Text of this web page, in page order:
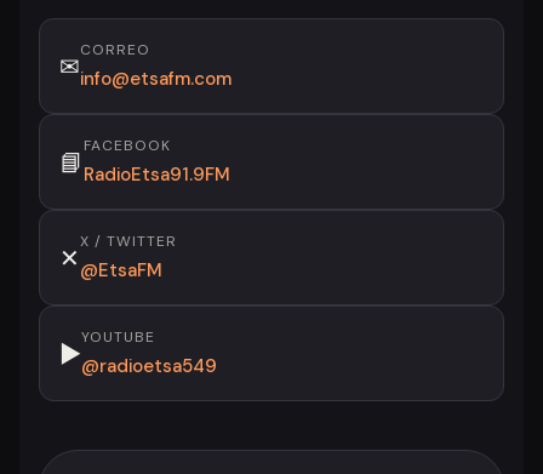
✉
CORREO
info@etsafm.com
📘
FACEBOOK
RadioEtsa91.9FM
✕
X / TWITTER
@EtsaFM
▶
YOUTUBE
@radioetsa549